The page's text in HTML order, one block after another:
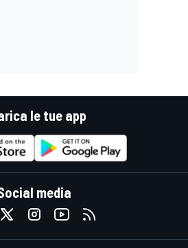
le tue app
media